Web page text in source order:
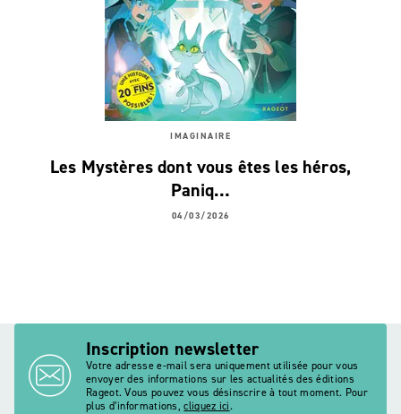
IMAGINAIRE
Les Mystères dont vous êtes les héros,
Paniq…
04/03/2026
Inscription newsletter
Votre adresse e-mail sera uniquement utilisée pour vous
envoyer des informations sur les actualités des éditions
Rageot. Vous pouvez vous désinscrire à tout moment. Pour
plus d’informations,cliquez ici.